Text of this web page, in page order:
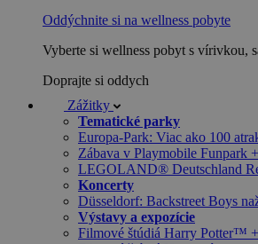
Oddýchnite si na wellness pobyte
Vyberte si wellness pobyt s vírivkou,
Doprajte si oddych
Zážitky
Tematické parky
Europa-Park: Viac ako 100
Zábava v Playmobile Funpark
LEGOLAND® Deutschland
Koncerty
Düsseldorf: Backstreet Boys
Výstavy a expozície
Filmové štúdiá Harry Potter™